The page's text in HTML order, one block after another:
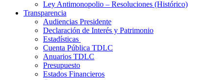
Ley Antimonopolio – Resoluciones (Histórico)
Transparencia
Audiencias Presidente
Declaración de Interés y Patrimonio
Estadísticas
Cuenta Pública TDLC
Anuarios TDLC
Presupuesto
Estados Financieros